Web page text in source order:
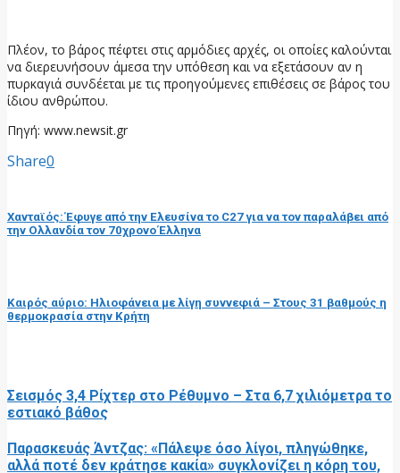
Πλέον, το βάρος πέφτει στις αρμόδιες αρχές, οι οποίες καλούνται
να διερευνήσουν άμεσα την υπόθεση και να εξετάσουν αν η
πυρκαγιά συνδέεται με τις προηγούμενες επιθέσεις σε βάρος του
ίδιου ανθρώπου.
Πηγή: www.newsit.gr
Share0
Χανταϊός: Έφυγε από την Ελευσίνα το C27 για να τον παραλάβει από
την Ολλανδία τον 70χρονο Έλληνα
Καιρός αύριο: Ηλιοφάνεια με λίγη συννεφιά – Στους 31 βαθμούς η
θερμοκρασία στην Κρήτη
Σεισμός 3,4 Ρίχτερ στο Ρέθυμνο – Στα 6,7 χιλιόμετρα το
εστιακό βάθος
Παρασκευάς Άντζας: «Πάλεψε όσο λίγοι, πληγώθηκε,
αλλά ποτέ δεν κράτησε κακία» συγκλονίζει η κόρη του,